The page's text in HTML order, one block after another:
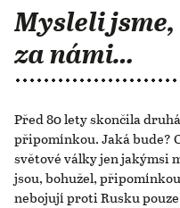
Mysleli
za námi…
Před 80 lety skončila
připomínkou. Jaká bude?
světové války jen jakýmsi
jsou, bohužel,
nebojují proti Rusku